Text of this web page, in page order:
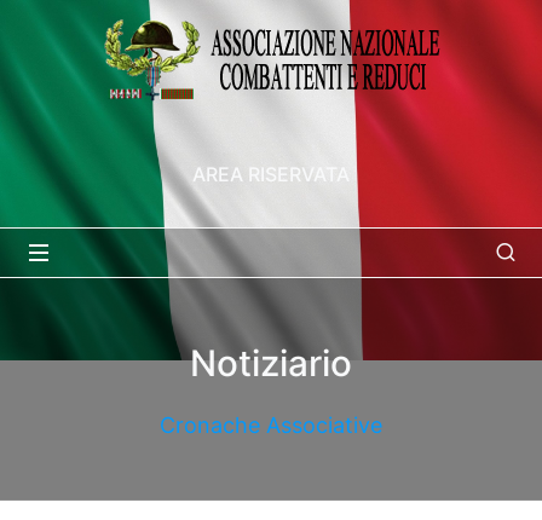
AREA RISERVATA
Notiziario
Cronache Associative